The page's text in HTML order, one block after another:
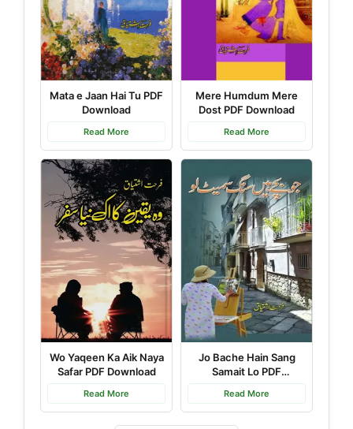
Mata e Jaan Hai Tu PDF
Download
Read More
Mere Humdum Mere
Dost PDF Download
Read More
Wo Yaqeen Ka Aik Naya
Safar PDF Download
Read More
Jo Bache Hain Sang
Samait Lo PDF
Read More